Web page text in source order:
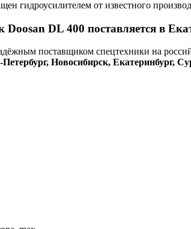
гидроусилителем от известного
Doosan DL 400 поставляется в
поставщиком спецтехники на
Петербург, Новосибирск,